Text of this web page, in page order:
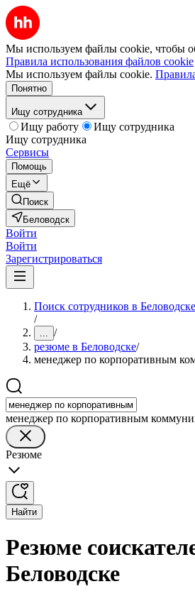
Мы используем файлы cookie, чтобы
Правила использования файлов cookie
Мы используем файлы cookie.
Понятно
Ищу сотрудника
Ищу работу
Ищу сотрудника
Ищу сотрудника
Сервисы
Помощь
Ещё
Поиск
Беловодск
Войти
Войти
Зарегистрироваться
Поиск сотрудников в Беловодске
/
... /
резюме в Беловодске/
менеджер по корпоративным
менеджер по корпоративным
Резюме
Найти
Резюме
Беловодске